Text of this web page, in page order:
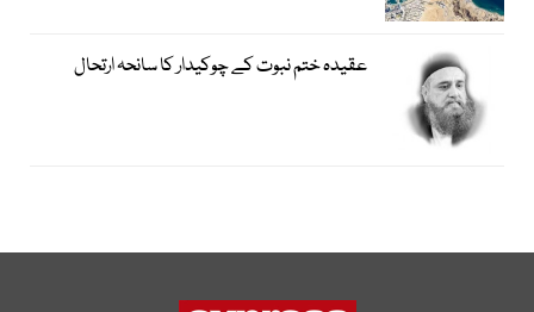
عقیدہ ختم نبوت کے چوکیدار کا سانحہ ارتحال